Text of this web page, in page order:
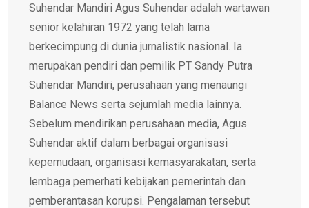
Suhendar Mandiri Agus Suhendar adalah wartawan
senior kelahiran 1972 yang telah lama
berkecimpung di dunia jurnalistik nasional. Ia
merupakan pendiri dan pemilik PT Sandy Putra
Suhendar Mandiri, perusahaan yang menaungi
Balance News serta sejumlah media lainnya.
Sebelum mendirikan perusahaan media, Agus
Suhendar aktif dalam berbagai organisasi
kepemudaan, organisasi kemasyarakatan, serta
lembaga pemerhati kebijakan pemerintah dan
pemberantasan korupsi. Pengalaman tersebut